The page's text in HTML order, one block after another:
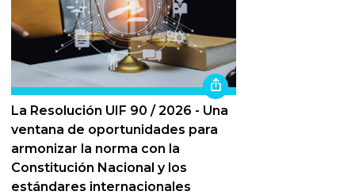
La Resolución UIF 90 / 2026 - Una
ventana de oportunidades para
armonizar la norma con la
Constitución Nacional y los
estándares internacionales